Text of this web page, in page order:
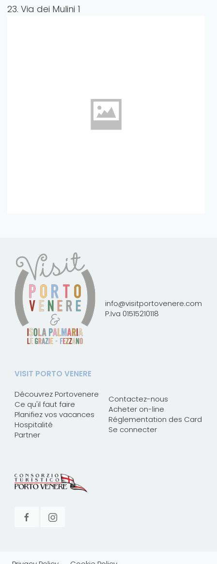
23. Via dei Mulini 1
info@visitportovenere.com
P.Iva 01515210118
VISIT PORTO VENERE
Découvrez Portovenere
Ce qu'il faut faire
Planifiez vos vacances
Hospitalité
Partner
Contactez-nous
Acheter on-line
Réglementation des Card
Se connecter